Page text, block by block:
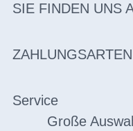
SIE FINDEN UNS
Service
Große